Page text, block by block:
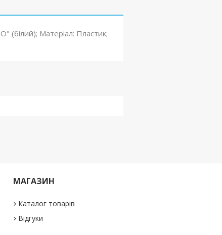
(білий); Матеріал: Пластик;
МАГАЗИН
Каталог товарів
Відгуки